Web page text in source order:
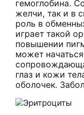
гемоглобина.
желчи, так и в
роль в
играет такой
повышении
может
глаз и кожи
оболочек.